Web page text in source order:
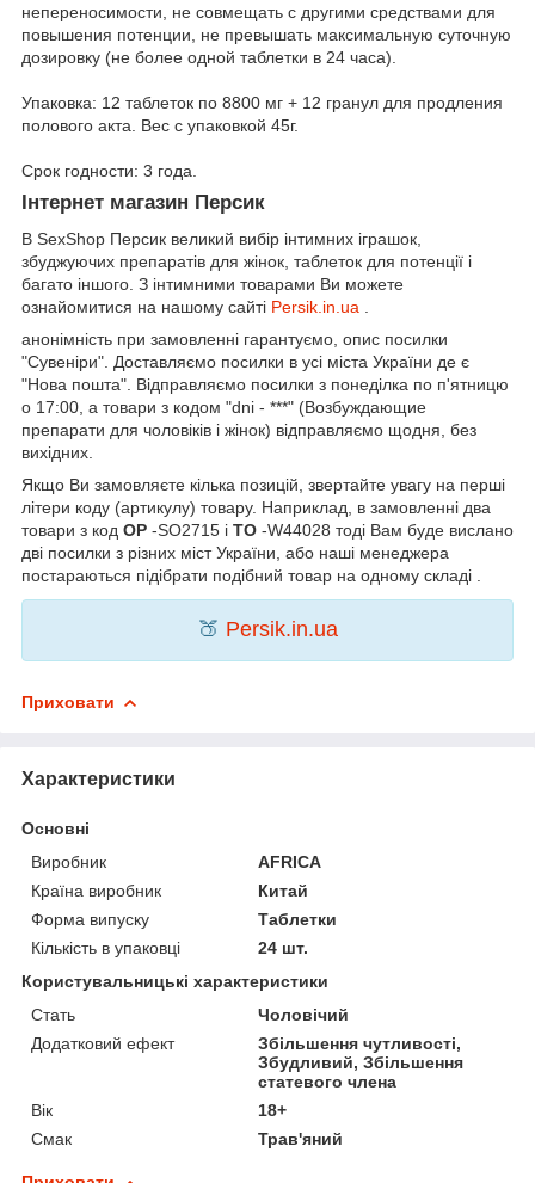
непереносимости, не совмещать с другими средствами для
повышения потенции, не превышать максимальную суточную
дозировку (не более одной таблетки в 24 часа).
Упаковка: 12 таблеток по 8800 мг + 12 гранул для продления
полового акта. Вес с упаковкой 45г.
Срок годности: 3 года.
Інтернет магазин Персик
В SexShop Персик великий вибір інтимних іграшок,
збуджуючих препаратів для жінок, таблеток для потенції і
багато іншого. З інтимними товарами Ви можете
ознайомитися на нашому сайті Persik.in.ua
анонімність при замовленні гарантуємо, опис посилки
"Сувеніри". Доставляємо посилки в усі міста України де є
"Нова пошта". Відправляємо посилки з понеділка по п'ятницю
о 17:00, а товари з кодом "dni - ***" (Возбуждающие
препарати для чоловіків і жінок) відправляємо щодня, без
вихідних.
Якщо Ви замовляєте кілька позицій, звертайте увагу на перші
літери коду (артикулу) товару. Наприклад, в замовленні два
товари з код OP -SO2715 і TO -W44028 тоді Вам буде вислано
дві посилки з різних міст України, або наші менеджера
постараються підібрати подібний товар на одному складі .
🍑 Persik.in.ua
Приховати
Характеристики
Основні
Виробник
AFRICA
Країна виробник
Китай
Форма випуску
Таблетки
Кількість в упаковці
24 шт.
Користувальницькі характеристики
Стать
Чоловічий
Додатковий ефект
Збільшення чутливості,
Збудливий, Збільшення
статевого члена
Вік
18+
Смак
Трав'яний